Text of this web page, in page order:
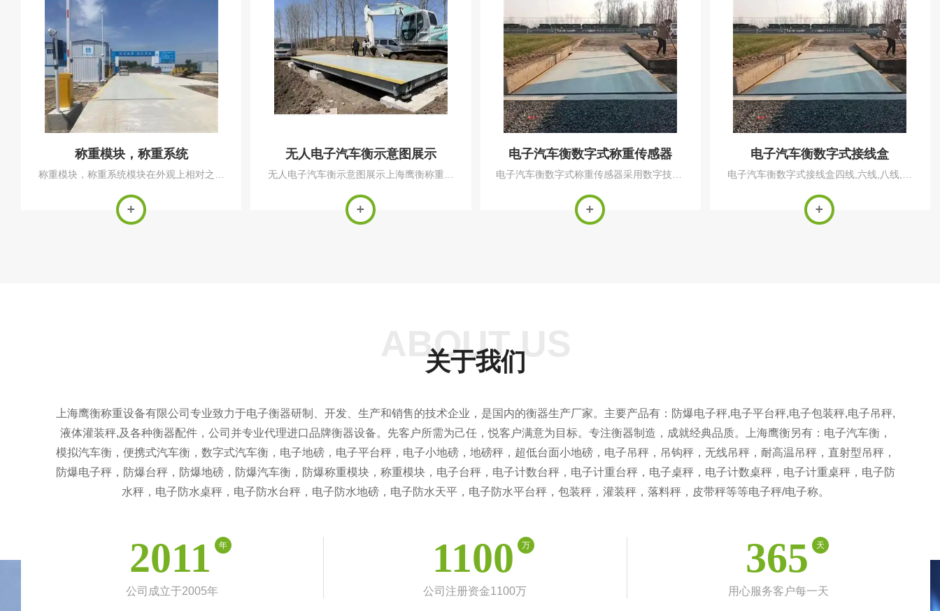
称重模块，称重系统
称重模块，称重系统模块在外观上相对之前
简单，能达到更高的精度。适用于各种称重
机械例如反应釜秤，料罐成，搅拌机械等。
无人电子汽车衡示意图展示
无人电子汽车衡示意图展示上海鹰衡称重设
厂家，老衡器厂生产直销1吨~200吨小地
磅，二层小地磅，三层缓冲地磅，移动地
电子汽车衡数字式称重传感器
电子汽车衡数字式称重传感器采用数字技术,
字信号.适用于电子汽车衡,轨道衡,料斗秤等
系统中.
电子汽车衡数字式接线盒
电子汽车衡数字式接线盒四线,六线,八线,十
重传感器,安装标定简单.通过不断对每个传感
器进行信号扫描而对系统进行诊断.提供独立
ABOUT US
关于我们
上海鹰衡称重设备有限公司专业致力于电子衡器研制、开发、生产和销售的技术企业，是国内的衡器生产厂家。主要产品有：防爆电子秤,电子平台秤,电子包装秤,电子吊秤,
液体灌装秤,及各种衡器配件，公司并专业代理进口品牌衡器设备。先客户所需为己任，悦客户满意为目标。专注衡器制造，成就经典品质。上海鹰衡另有：电子汽车衡，
模拟汽车衡，便携式汽车衡，数字式汽车衡，电子地磅，电子平台秤，电子小地磅，地磅秤，超低台面小地磅，电子吊秤，吊钩秤，无线吊秤，耐高温吊秤，直射型吊秤，
防爆电子秤，防爆台秤，防爆地磅，防爆汽车衡，防爆称重模块，称重模块，电子台秤，电子计数台秤，电子计重台秤，电子桌秤，电子计数桌秤，电子计重桌秤，电子防
水秤，电子防水桌秤，电子防水台秤，电子防水地磅，电子防水天平，电子防水平台秤，包装秤，灌装秤，落料秤，皮带秤等等电子秤/电子称。
2011 年
公司成立于2005年
1100 万
公司注册资金1100万
365 天
用心服务客户每一天